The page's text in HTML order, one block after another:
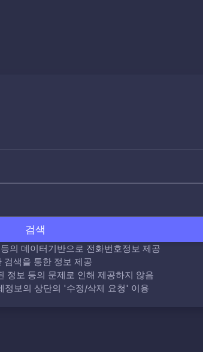
검색
의 데이터기반으로 전화번호정보 제공
검색을 통한 정보 제공
정보 등의 문제로 인해 제공하지 않음
정보의 상단의 '수정/삭제 요청' 이용